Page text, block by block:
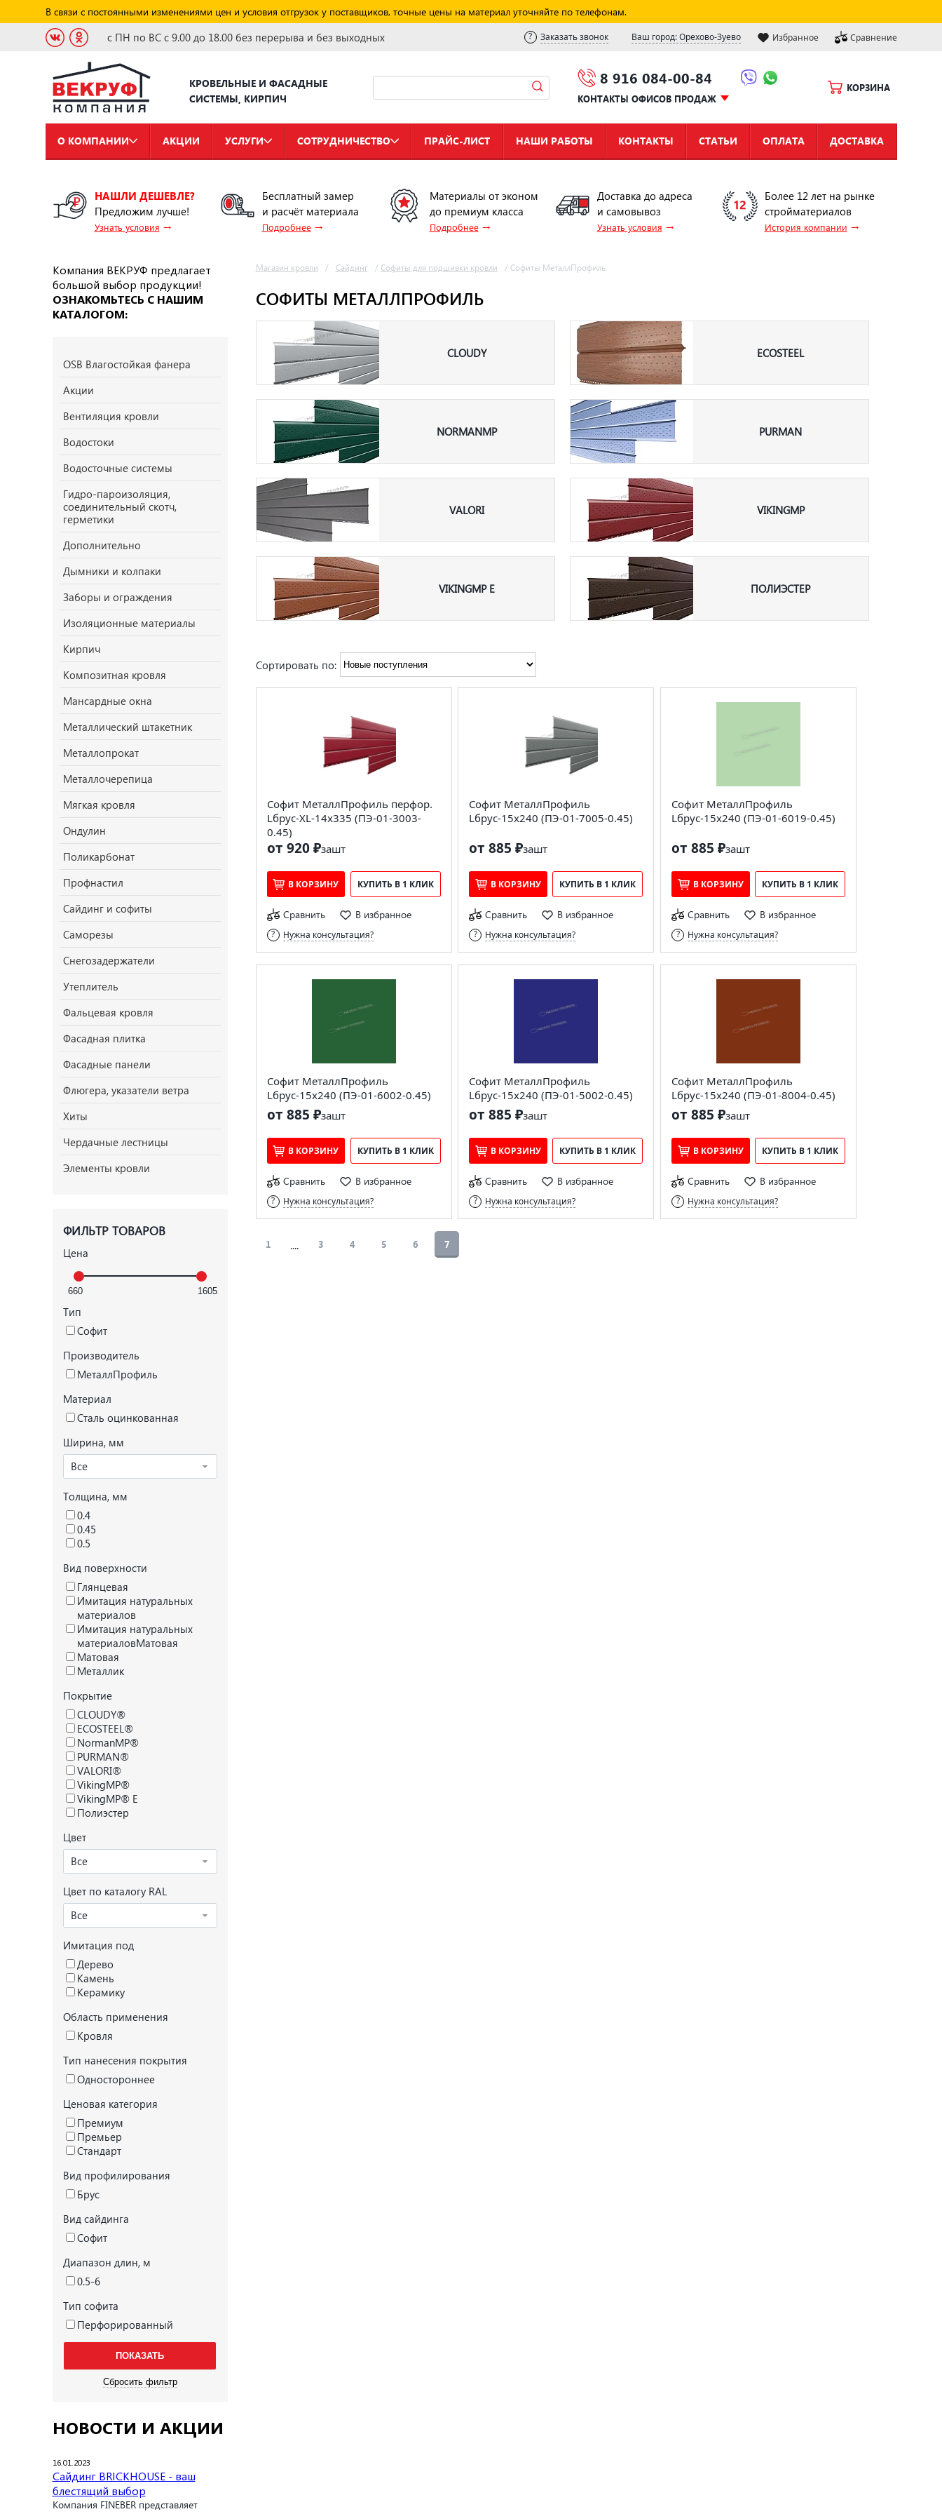
В связи с постоянными изменениями цен и условия отгрузок у поставщиков, точные цены на материал уточняйте по телефонам.
с ПН по ВС с 9.00 до 18.00 без перерыва и без выходных Заказать звонок Ваш город: Орехово-Зуево Избранное Сравнение
КРОВЕЛЬНЫЕ И ФАСАДНЫЕ
СИСТЕМЫ, КИРПИЧ
8 916 084-00-84
КОНТАКТЫ ОФИСОВ ПРОДАЖ
КОРЗИНА
О КОМПАНИИ АКЦИИ УСЛУГИ СОТРУДНИЧЕСТВО ПРАЙС-ЛИСТ НАШИ РАБОТЫ КОНТАКТЫ СТАТЬИ ОПЛАТА ДОСТАВКА
НАШЛИ ДЕШЕВЛЕ?
Предложим лучше!
Узнать условия →
Бесплатный замер
и расчёт материала
Подробнее→
Материалы от эконом
до премиум класса
Подробнее→
Доставка до адреса
и самовывоз
Узнать условия →
Более 12 лет на рынке
стройматериалов
История компании →
Компания ВЕКРУФ предлагает
большой выбор продукции!
ОЗНАКОМЬТЕСЬ С НАШИМ
КАТАЛОГОМ:
OSB Влагостойкая фанера
Акции
Вентиляция кровли
Водостоки
Водосточные системы
Гидро-пароизоляция,
соединительный скотч,
герметики
Дополнительно
Дымники и колпаки
Заборы и ограждения
Изоляционные материалы
Кирпич
Композитная кровля
Мансардные окна
Металлический штакетник
Металлопрокат
Металлочерепица
Мягкая кровля
Ондулин
Поликарбонат
Профнастил
Сайдинг и софиты
Саморезы
Снегозадержатели
Утеплитель
Фальцевая кровля
Фасадная плитка
Фасадные панели
Флюгера, указатели ветра
Хиты
Чердачные лестницы
Элементы кровли
ФИЛЬТР ТОВАРОВ
Цена
Тип
Софит
Производитель
МеталлПрофиль
Материал
Сталь оцинкованная
Ширина, мм
Все
Толщина, мм
0.4
0.45
0.5
Вид поверхности
Глянцевая
Имитация натуральных
материалов
Имитация натуральных
материаловМатовая
Матовая
Металлик
Покрытие
CLOUDY®
ECOSTEEL®
NormanMP®
PURMAN®
VALORI®
VikingMP®
VikingMP® E
Полиэстер
Цвет
Все
Цвет по каталогу RAL
Все
Имитация под
Дерево
Камень
Керамику
Область применения
Кровля
Тип нанесения покрытия
Одностороннее
Ценовая категория
Премиум
Премьер
Стандарт
Вид профилирования
Брус
Вид сайдинга
Софит
Диапазон длин, м
0.5-6
Тип софита
Перфорированный
НОВОСТИ И АКЦИИ
16.01.2023
Сайдинг BRICKHOUSE - ваш
блестящий выбор
Компания FINEBER представляет
Магазин кровли / Сайдинг / Софиты для подшивки кровли / Софиты МеталлПрофиль
СОФИТЫ МЕТАЛЛПРОФИЛЬ
CLOUDY ECOSTEEL
NORMANMP PURMAN
VALORI VIKINGMP
VIKINGMP E ПОЛИЭСТЕР
Сортировать по:
Софит МеталлПрофиль перфор.
Lбрус-XL-14х335 (ПЭ-01-3003-
0.45)
от 920 ₽зашт
В КОРЗИНУ КУПИТЬ В 1 КЛИК
Сравнить В избранное
Нужна консультация?
Софит МеталлПрофиль
Lбрус-15х240 (ПЭ-01-7005-0.45)
от 885 ₽зашт
В КОРЗИНУ КУПИТЬ В 1 КЛИК
Сравнить В избранное
Нужна консультация?
Софит МеталлПрофиль
Lбрус-15х240 (ПЭ-01-6019-0.45)
от 885 ₽зашт
В КОРЗИНУ КУПИТЬ В 1 КЛИК
Сравнить В избранное
Нужна консультация?
Софит МеталлПрофиль
Lбрус-15х240 (ПЭ-01-6002-0.45)
от 885 ₽зашт
В КОРЗИНУ КУПИТЬ В 1 КЛИК
Сравнить В избранное
Нужна консультация?
Софит МеталлПрофиль
Lбрус-15х240 (ПЭ-01-5002-0.45)
от 885 ₽зашт
В КОРЗИНУ КУПИТЬ В 1 КЛИК
Сравнить В избранное
Нужна консультация?
Софит МеталлПрофиль
Lбрус-15х240 (ПЭ-01-8004-0.45)
от 885 ₽зашт
В КОРЗИНУ КУПИТЬ В 1 КЛИК
Сравнить В избранное
Нужна консультация?
1 .... 3 4 5 6 7